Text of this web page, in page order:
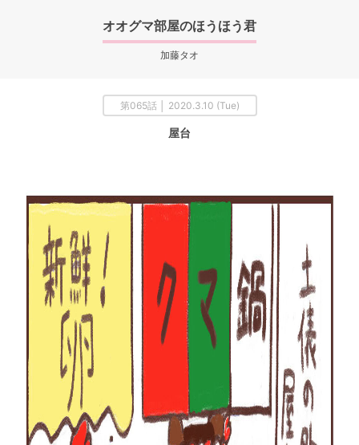
オオグマ部屋のほうほう君
加藤タオ
第065話 │ 2020.3.10 (Tue)
屋台